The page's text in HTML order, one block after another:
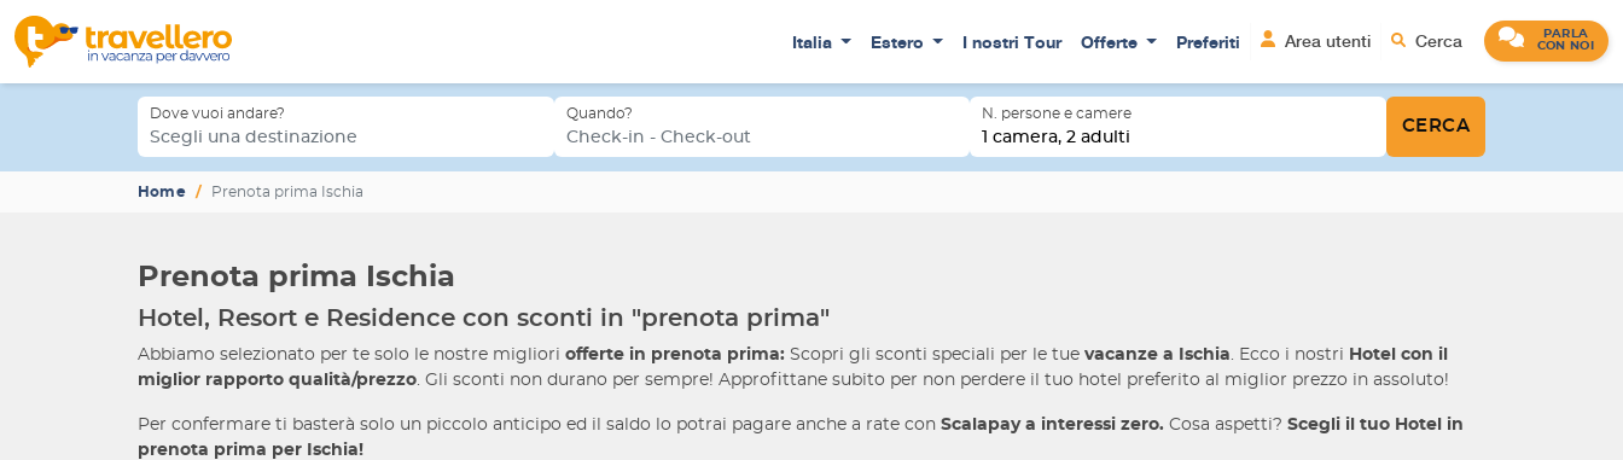
Italia Estero I nostri Tour Offerte Preferiti Area utenti Cerca
PARLA
CON NOI
Dove vuoi andare?
Scegli una destinazione
Quando?
Check-in - Check-out
N. persone e camere
1 camera, 2 adulti
CERCA
Home Prenota prima Ischia
Prenota prima Ischia
Hotel, Resort e Residence con sconti in "prenota prima"
Abbiamo selezionato per te solo le nostre migliori offerte in prenota prima: Scopri gli sconti speciali per le tue vacanze a Ischia. Ecco i nostri Hotel con il
miglior rapporto qualità/prezzo. Gli sconti non durano per sempre! Approfittane subito per non perdere il tuo hotel preferito al miglior prezzo in assoluto!
Per confermare ti basterà solo un piccolo anticipo ed il saldo lo potrai pagare anche a rate con Scalapay a interessi zero. Cosa aspetti? Scegli il tuo Hotel in
prenota prima per Ischia!